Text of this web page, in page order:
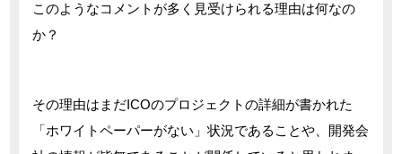
このようなコメントが多く見受けられる理由は何なの
か？
その理由はまだICOのプロジェクトの詳細が書かれた
「ホワイトペーパーがない」状況であることや、開発会